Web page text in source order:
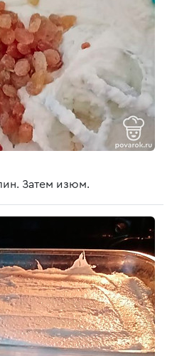
Затем изюм.